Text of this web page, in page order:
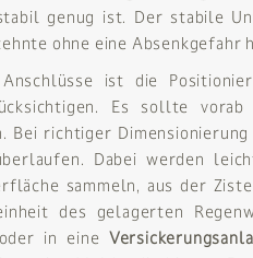
genug ist. Der stabile
ohne eine Absenkgefahr
ist die
Es sollte
Bei richtiger
Dabei werden
sammeln, aus der
des gelagerten
in eine